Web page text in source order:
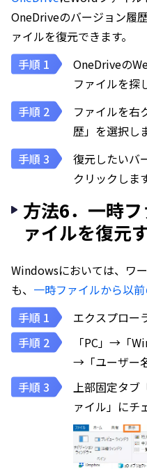
OneDriveのバージョン履
ァイルを復元できます。
OneDriveの
ファイルを探
ファイルを右
歴」を選択し
復元したいバ
クリックします
方法6．一時
ァイルを復元
Windowsにおいては、ワ
も、 一時ファイルから以
エクスプロー
「PC」→「
→「ユーザー
上部固定タブ
ァイル」にチ